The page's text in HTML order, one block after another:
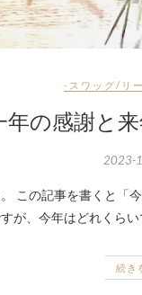
-スワッグ/リ
年の感謝と
2023-
が、今年はどれくら
続き